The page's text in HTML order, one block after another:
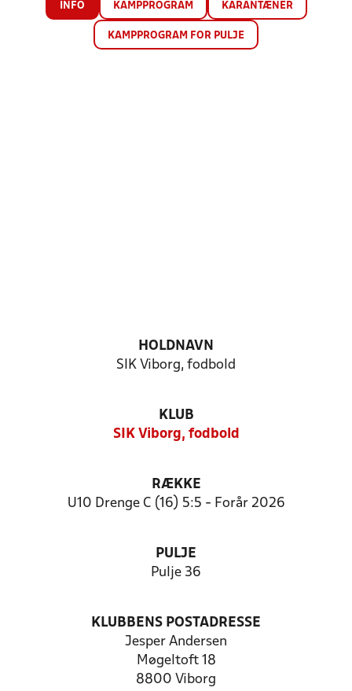
INFO KAMPPROGRAM KARANTÆNER
KAMPPROGRAM FOR PULJE
HOLDNAVN
SIK Viborg, fodbold
KLUB
SIK Viborg, fodbold
RÆKKE
U10 Drenge C (16) 5:5 - Forår 2026
PULJE
Pulje 36
KLUBBENS POSTADRESSE
Jesper Andersen
Møgeltoft 18
8800 Viborg